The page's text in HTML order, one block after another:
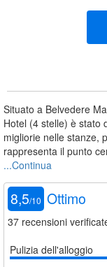
Situato a Belvedere
Hotel (4 stelle) è stato
migliorie nelle stanze,
rappresenta il punto
...Continua
8,5/10 Ottimo
37 recensioni
Pulizia dell'alloggio